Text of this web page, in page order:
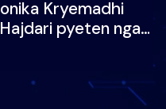
Kryemadhi
pyeten nga